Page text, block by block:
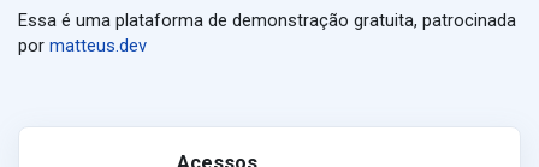
Essa é uma plataforma de demonstração gratuita, patrocinada
por matteus.dev